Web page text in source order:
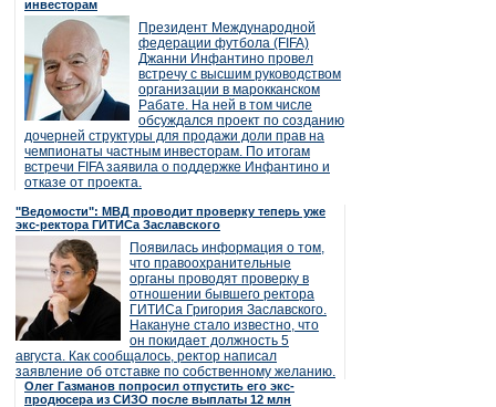
инвесторам
Президент Международной
федерации футбола (FIFA)
Джанни Инфантино провел
встречу с высшим руководством
организации в марокканском
Рабате. На ней в том числе
обсуждался проект по созданию
дочерней структуры для продажи доли прав на
чемпионаты частным инвесторам. По итогам
встречи FIFA заявила о поддержке Инфантино и
отказе от проекта.
"Ведомости": МВД проводит проверку теперь уже
экс-ректора ГИТИСа Заславского
Появилась информация о том,
что правоохранительные
органы проводят проверку в
отношении бывшего ректора
ГИТИСа Григория Заславского.
Накануне стало известно, что
он покидает должность 5
августа. Как сообщалось, ректор написал
заявление об отставке по собственному желанию.
Олег Газманов попросил отпустить его экс-
продюсера из СИЗО после выплаты 12 млн